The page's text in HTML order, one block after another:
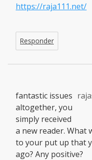
https://raja111.net/
Responder
fantastic issues
altogether, you
simply received
a new reader. What
to your put up that
ago? Any positive?